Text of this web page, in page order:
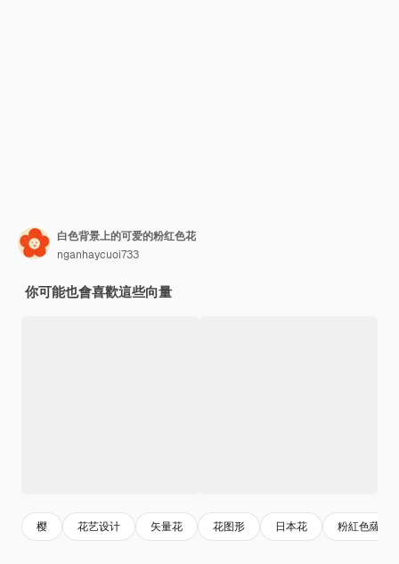
白色背景上的可爱的粉红色花
nganhaycuoi733
你可能也會喜歡這些向量
樱 花艺设计 矢量花 花图形 日本花 粉紅色薩庫